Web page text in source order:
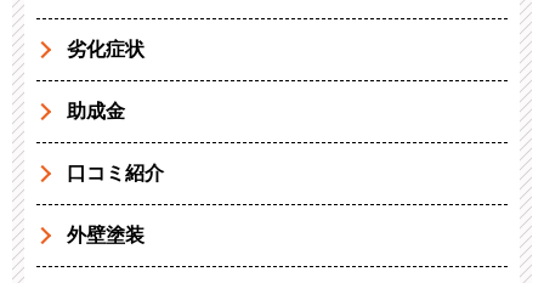
劣化症状
助成金
口コミ紹介
外壁塗装